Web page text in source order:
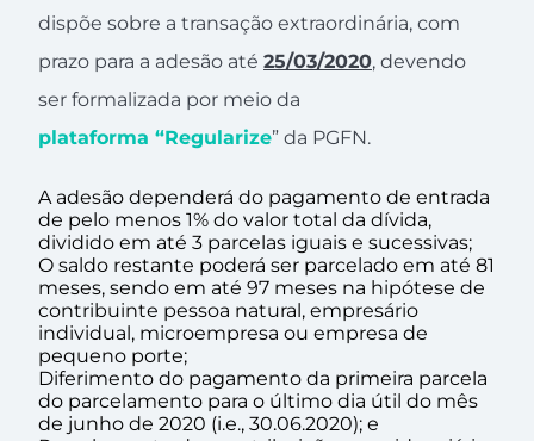
dispõe sobre a transação extraordinária, com
prazo para a adesão até 25/03/2020, devendo
ser formalizada por meio da
plataforma “Regularize” da PGFN.
A adesão dependerá do pagamento de entrada
de pelo menos 1% do valor total da dívida,
dividido em até 3 parcelas iguais e sucessivas;
O saldo restante poderá ser parcelado em até 81
meses, sendo em até 97 meses na hipótese de
contribuinte pessoa natural, empresário
individual, microempresa ou empresa de
pequeno porte;
Diferimento do pagamento da primeira parcela
do parcelamento para o último dia útil do mês
de junho de 2020 (i.e., 30.06.2020); e